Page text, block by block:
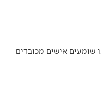
אישים מכובדים